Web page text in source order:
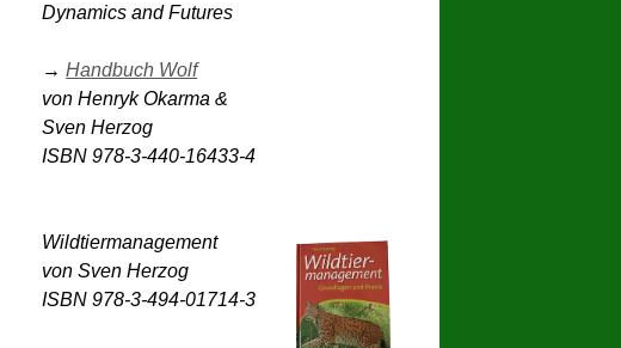
Dynamics and Futures
→ Handbuch Wolf
von Henryk Okarma &
Sven Herzog
Wildtiermanagement
von Sven Herzog
ISBN 978-3-494-01714-3